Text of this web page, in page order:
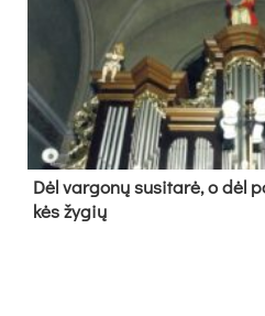
Dėl var­go­nų su­si­ta­rė, o dėl
kės žy­gių